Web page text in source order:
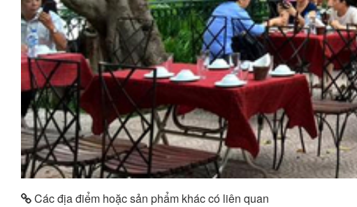
Các địa điểm hoặc sản phẩm khác có liên quan